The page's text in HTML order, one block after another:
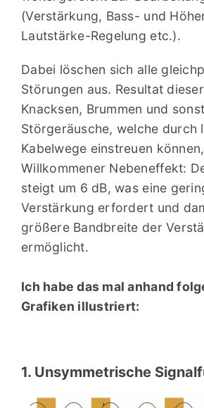
(Verstärkung, Bass- und
Lautstärke-Regelung etc.).
Dabei löschen sich alle
Störungen aus. Resultat
Knacksen, Brummen und
Störgeräusche, welche durch
Kabelwege einstreuen
Willkommener Nebeneffekt:
steigt um 6 dB, was eine
Verstärkung erfordert und
größere Bandbreite der
ermöglicht.
Ich habe das mal anhand
Grafiken illustriert:
1. Unsymmetrische